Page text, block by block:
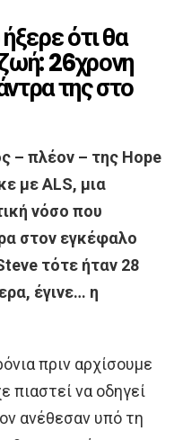
ότι θα
26χρονη
της στο
– πλέον – της Hope
με ALS, μια
νόσο που
στον εγκέφαλο
τότε ήταν 28
έγινε… η
πριν αρχίσουμε
πιαστεί να οδηγεί
ανέθεσαν υπό τη